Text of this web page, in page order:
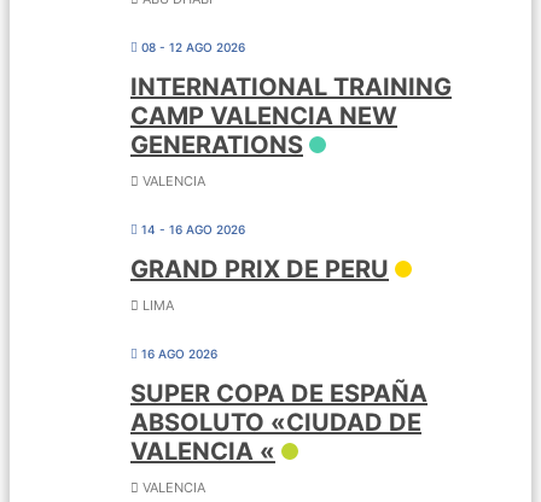
08 - 12 AGO 2026
INTERNATIONAL TRAINING
CAMP VALENCIA NEW
GENERATIONS
VALENCIA
14 - 16 AGO 2026
GRAND PRIX DE PERU
LIMA
16 AGO 2026
SUPER COPA DE ESPAÑA
ABSOLUTO «CIUDAD DE
VALENCIA «
VALENCIA